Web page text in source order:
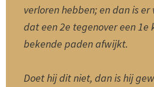
verloren hebben; en dan is er
dat een 2e tegenover een 1e
bekende paden afwijkt.
Doet hij dit niet, dan is hij